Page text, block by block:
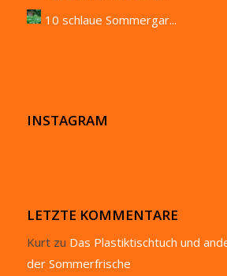
10 schlaue Sommergar...
INSTAGRAM
LETZTE KOMMENTARE
Kurtzu Das Plastiktischtuch und
der Sommerfrische